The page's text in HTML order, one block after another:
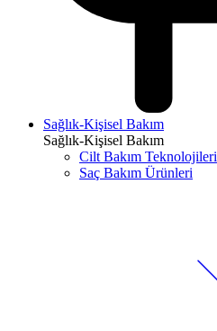
Sağlık-Kişisel Bakım
Sağlık-Kişisel Bakım
Cilt Bakım Teknolojileri
Saç Bakım Ürünleri